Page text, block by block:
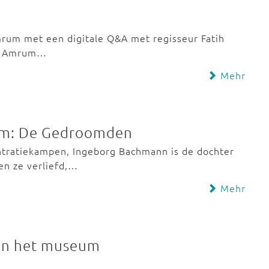
met een digitale Q&A met regisseur Fatih
Amrum…
Mehr
De Gedroomden
Ingeborg Bachmann is de dochter
ze verliefd,…
Mehr
het museum